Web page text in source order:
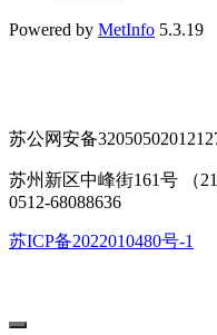
Powered by MetInfo 5.3.19
苏公网安备
苏州新区中峰街161号 （
0512-68088636
苏ICP备2022010480号-1